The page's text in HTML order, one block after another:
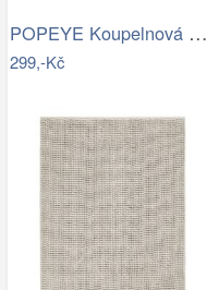
POPEYE Koupelnová předložka 80 x 60 cm …
299,-Kč